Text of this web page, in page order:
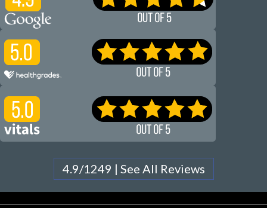
4.9/1249 | See All Reviews